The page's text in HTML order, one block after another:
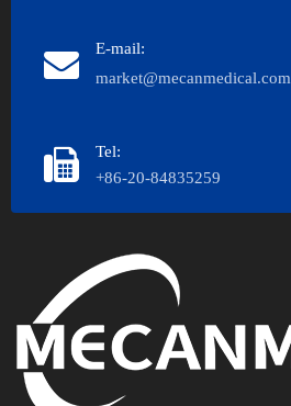
E-mail:
market@mecanmedical.com
Tel:
+86-20-84835259